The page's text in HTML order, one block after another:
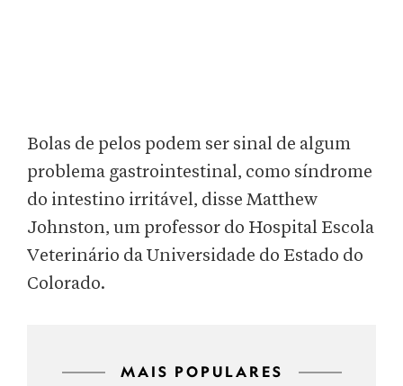
Bolas de pelos podem ser sinal de algum
problema gastrointestinal, como síndrome
do intestino irritável, disse Matthew
Johnston, um professor do Hospital Escola
Veterinário da Universidade do Estado do
Colorado.
MAIS POPULARES